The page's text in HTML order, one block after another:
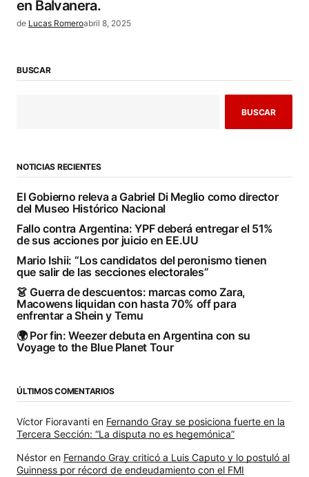
en Balvanera.
de Lucas Romeroabril 8, 2025
BUSCAR
BUSCAR
NOTICIAS RECIENTES
El Gobierno releva a Gabriel Di Meglio como director
del Museo Histórico Nacional
Fallo contra Argentina: YPF deberá entregar el 51%
de sus acciones por juicio en EE.UU
Mario Ishii: “Los candidatos del peronismo tienen
que salir de las secciones electorales”
👗 Guerra de descuentos: marcas como Zara,
Macowens liquidan con hasta 70% off para
enfrentar a Shein y Temu
🌍 Por fin: Weezer debuta en Argentina con su
Voyage to the Blue Planet Tour
ÚLTIMOS COMENTARIOS
Víctor Fioravanti en Fernando Gray se posiciona fuerte en la
Tercera Sección: “La disputa no es hegemónica”
Néstor en Fernando Gray criticó a Luis Caputo y lo postuló al
Guinness por récord de endeudamiento con el FMI